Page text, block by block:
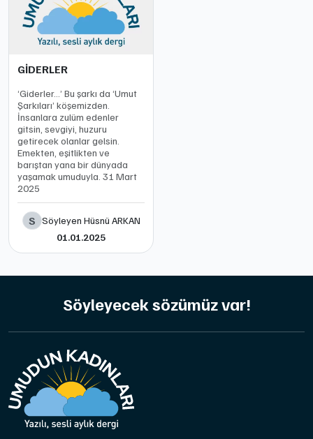
GİDERLER
‘Giderler…’ Bu şarkı da ‘Umut
Şarkıları’ köşemizden.
İnsanlara zulüm edenler
gitsin, sevgiyi, huzuru
getirecek olanlar gelsin.
Emekten, eşitlikten ve
barıştan yana bir dünyada
yaşamak umuduyla. 31 Mart
2025
S Söyleyen Hüsnü ARKAN
01.01.2025
Söyleyecek sözümüz var!